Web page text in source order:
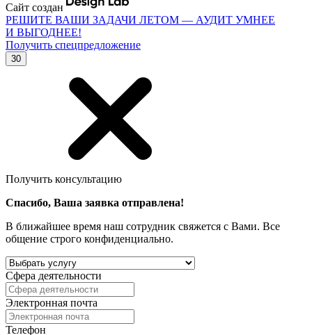
Сайт создан
РЕШИТЕ ВАШИ ЗАДАЧИ ЛЕТОМ — АУДИТ УМНЕЕ
И ВЫГОДНЕЕ!
Получить спецпредложение
30
Получить консультацию
Спасибо, Ваша заявка отправлена!
В ближайшее время наш сотрудник свяжется с Вами. Все
общение строго конфиденциально.
Сфера деятельности
Электронная почта
Телефон